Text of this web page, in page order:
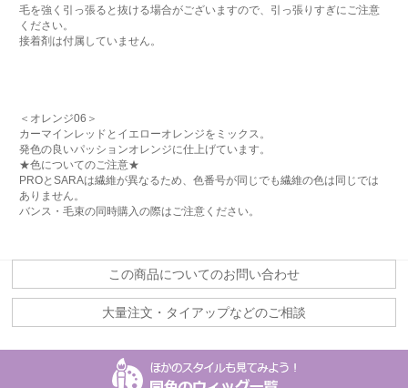
毛を強く引っ張ると抜ける場合がございますので、引っ張りすぎにご注意
ください。
接着剤は付属していません。
＜オレンジ06＞
カーマインレッドとイエローオレンジをミックス。
発色の良いパッションオレンジに仕上げています。
★色についてのご注意★
PROとSARAは繊維が異なるため、色番号が同じでも繊維の色は同じでは
ありません。
バンス・毛束の同時購入の際はご注意ください。
この商品についてのお問い合わせ
大量注文・タイアップなどのご相談